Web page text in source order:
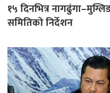
१५ दिनभित्र
समितिको निर्देशन